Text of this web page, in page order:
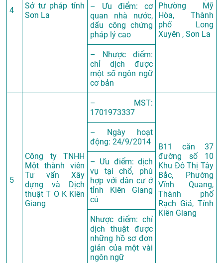
4
Sở tư pháp tỉnh
Sơn La
Phường Mỹ
Hòa, Thành
phố Long
Xuyên , Sơn La
– Ưu điểm: cơ
quan nhà nước,
dấu công chứng
pháp lý cao
– Nhược điểm:
chỉ dịch được
một số ngôn ngữ
cơ bản
5
Công ty TNHH
Một thành viên
Tư vấn Xây
dựng và Dịch
thuật T O K Kiên
Giang
– MST:
1701973337
B11 căn 37
đường số 10
Khu Đô Thị Tây
Bắc, Phường
Vĩnh Quang,
Thành phố
Rạch Giá, Tỉnh
Kiên Giang
– Ngày hoạt
động: 24/9/2014
– Ưu điểm: dịch
vụ tại chổ, phù
hợp với dân cư ở
tỉnh Kiên Giang
củ
Nhược điểm: chỉ
dịch thuật được
những hồ sơ đơn
giản của một vài
ngôn ngữ